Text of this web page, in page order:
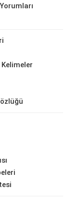
Kelimeler